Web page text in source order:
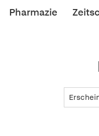
Pharmazie